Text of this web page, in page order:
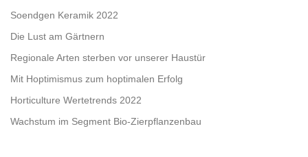
Soendgen Keramik 2022
Die Lust am Gärtnern
Regionale Arten sterben vor unserer Haustür
Mit Hoptimismus zum hoptimalen Erfolg
Horticulture Wertetrends 2022
Wachstum im Segment Bio-Zierpflanzenbau